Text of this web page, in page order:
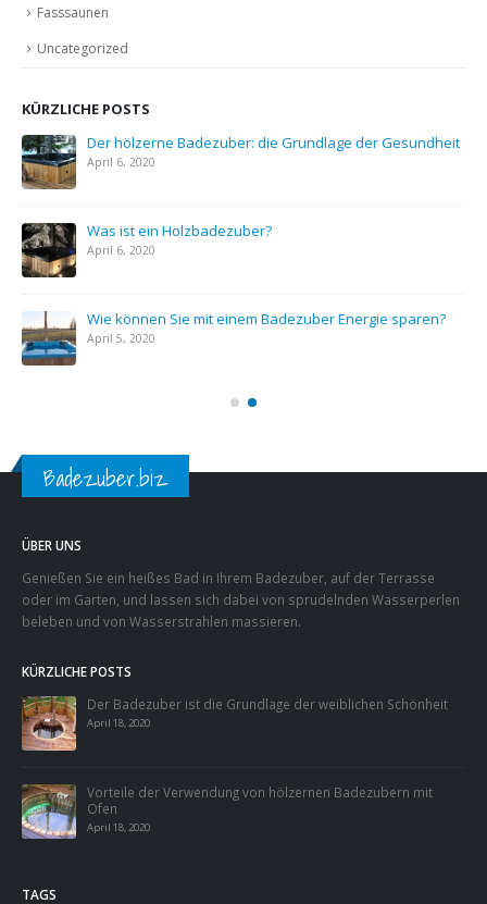
Fasssaunen
Uncategorized
KÜRZLICHE POSTS
Der hölzerne Badezuber: die Grundlage der Gesundheit
April 6, 2020
Was ist ein Holzbadezuber?
April 6, 2020
Wie können Sie mit einem Badezuber Energie sparen?
April 5, 2020
Badezuber.biz
ÜBER UNS
Genießen Sie ein heißes Bad in Ihrem Badezuber, auf der Terrasse
oder im Garten, und lassen sich dabei von sprudelnden Wasserperlen
beleben und von Wasserstrahlen massieren.
KÜRZLICHE POSTS
Der Badezuber ist die Grundlage der weiblichen Schönheit
April 18, 2020
Vorteile der Verwendung von hölzernen Badezubern mit
Ofen
April 18, 2020
TAGS